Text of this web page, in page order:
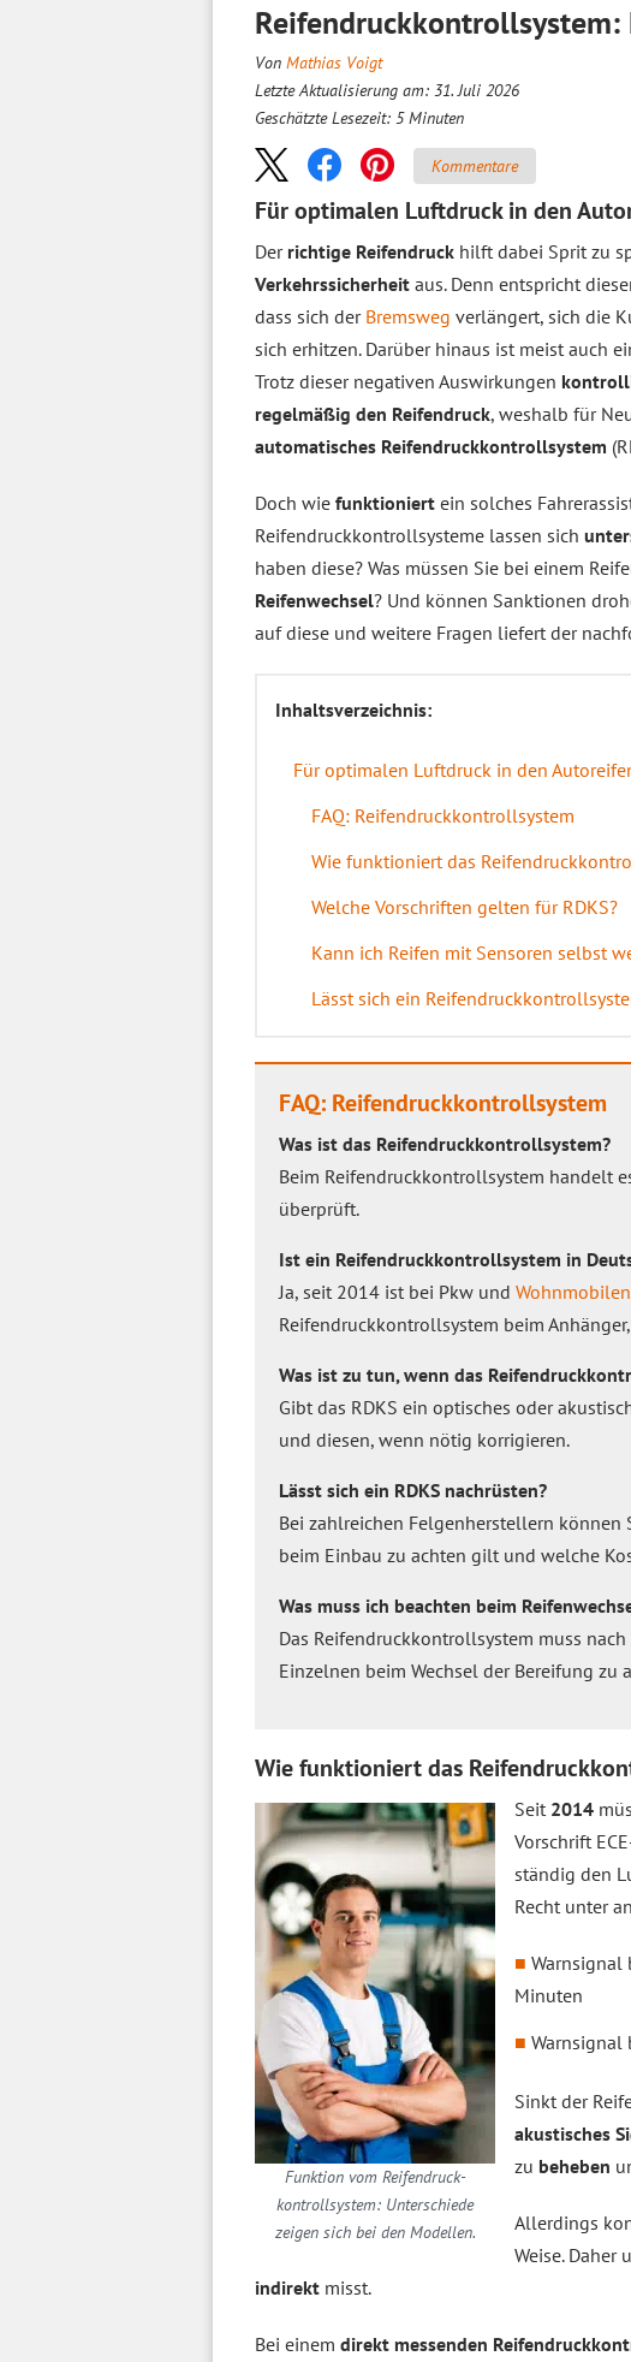
Von Mathias Voigt
Letzte Aktualisierung am: 31. Juli 2026
Geschätzte Lesezeit: 5 Minuten
Kommentare
Für optimalen Luftdruck in den
Der richtige Reifendruck hilft dabei Sprit zu
Verkehrssicherheit aus. Denn entspricht
dass sich der Bremsweg verlängert, sich die
sich erhitzen. Darüber hinaus ist meist auch
Trotz dieser negativen Auswirkungen
regelmäßig den Reifendruck, weshalb für
automatisches Reifendruckkontrollsystem
Doch wie funktioniert ein solches
Reifendruckkontrollsysteme lassen sich
haben diese? Was müssen Sie bei einem
Reifenwechsel? Und können Sanktionen
auf diese und weitere Fragen liefert der
Inhaltsverzeichnis:
Für optimalen Luftdruck in den
FAQ: Reifendruckkontrollsystem
Wie funktioniert das
Welche Vorschriften gelten für RDKS?
Kann ich Reifen mit Sensoren selbst
Lässt sich ein
FAQ: Reifendruckkontrollsystem
Was ist das Reifendruckkontrollsystem?
Beim Reifendruckkontrollsystem handelt
überprüft.
Ist ein Reifendruckkontrollsystem in
Ja, seit 2014 ist bei Pkw und Wohnmobilen
Reifendruckkontrollsystem beim
Was ist zu tun, wenn das
Gibt das RDKS ein optisches oder
und diesen, wenn nötig korrigieren.
Lässt sich ein RDKS nachrüsten?
Bei zahlreichen Felgenherstellern
beim Einbau zu achten gilt und welche
Was muss ich beachten beim
Das Reifendruckkontrollsystem muss nach
Einzelnen beim Wechsel der Bereifung
Wie funktioniert das
Funktion vom Reifendruck­
kontrollsystem: Unterschiede
zeigen sich bei den Modellen.
Seit 2014
Vorschrift
ständig den
Recht unter
Warnsignal
Minuten
Warnsignal
Sinkt der
akustisches
zu beheben
Allerdings
Weise.
indirekt misst.
Bei einem direkt messenden